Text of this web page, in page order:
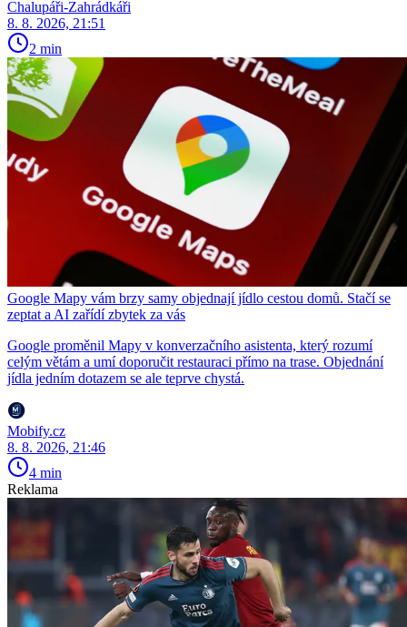
Chalupáři-Zahrádkáři
8. 8. 2026, 21:51
2 min
Google Mapy vám brzy samy objednají jídlo cestou domů. Stačí se
zeptat a AI zařídí zbytek za vás
Google proměnil Mapy v konverzačního asistenta, který rozumí
celým větám a umí doporučit restauraci přímo na trase. Objednání
jídla jedním dotazem se ale teprve chystá.
Mobify.cz
8. 8. 2026, 21:46
4 min
Reklama